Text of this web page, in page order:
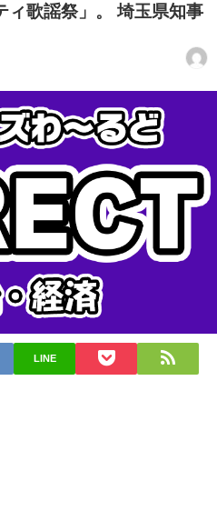
ィ歌謡祭」。 埼玉県知事
LINE